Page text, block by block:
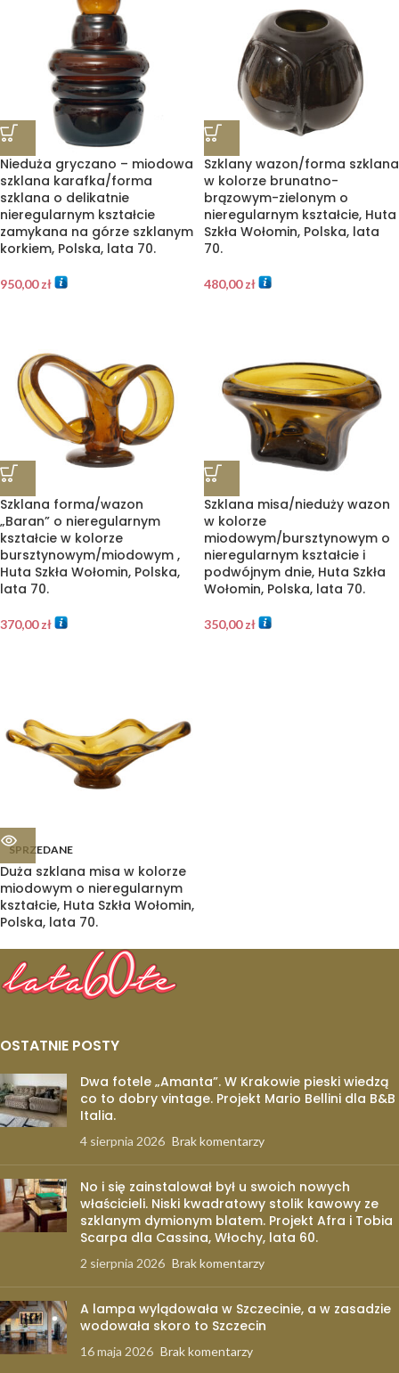
Nieduża gryczano – miodowa
szklana karafka/forma
szklana o delikatnie
nieregularnym kształcie
zamykana na górze szklanym
korkiem, Polska, lata 70.
950,00zł
Szklany wazon/forma szklana
w kolorze brunatno-
brązowym-zielonym o
nieregularnym kształcie, Huta
Szkła Wołomin, Polska, lata
70.
480,00zł
Szklana forma/wazon
„Baran” o nieregularnym
kształcie w kolorze
bursztynowym/miodowym ,
Huta Szkła Wołomin, Polska,
lata 70.
370,00zł
Szklana misa/nieduży wazon
w kolorze
miodowym/bursztynowym o
nieregularnym kształcie i
podwójnym dnie, Huta Szkła
Wołomin, Polska, lata 70.
350,00zł
SPRZEDANE
Duża szklana misa w kolorze
miodowym o nieregularnym
kształcie, Huta Szkła Wołomin,
Polska, lata 70.
OSTATNIE POSTY
Dwa fotele „Amanta”. W Krakowie pieski wiedzą
co to dobry vintage. Projekt Mario Bellini dla B&B
Italia.
4 sierpnia 2026 Brak komentarzy
No i się zainstalował był u swoich nowych
właścicieli. Niski kwadratowy stolik kawowy ze
szklanym dymionym blatem. Projekt Afra i Tobia
Scarpa dla Cassina, Włochy, lata 60.
2 sierpnia 2026 Brak komentarzy
A lampa wylądowała w Szczecinie, a w zasadzie
wodowała skoro to Szczecin
16 maja 2026 Brak komentarzy